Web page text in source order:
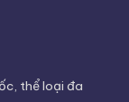
thể loại đa